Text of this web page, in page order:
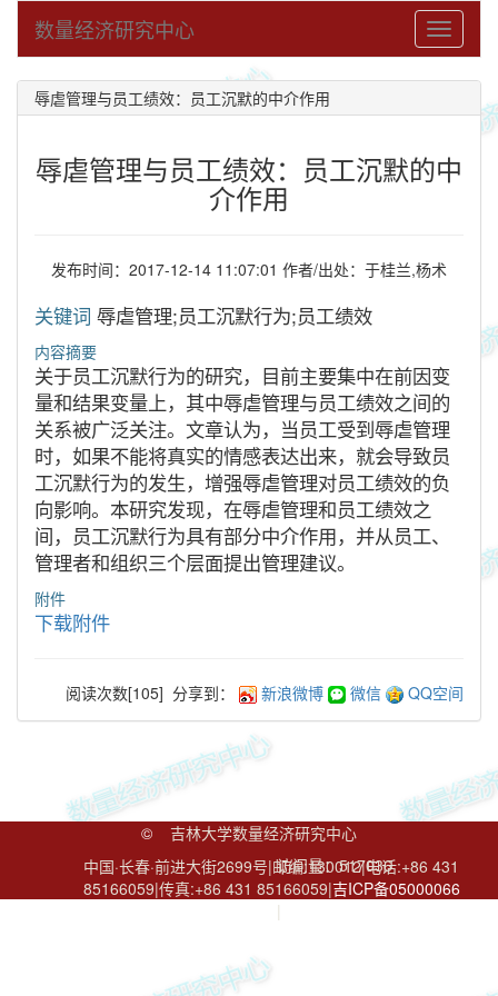
Toggle
数量经济研究中心
辱虐管理与员工绩效：员工沉默的中介作用
辱虐管理与员工绩效：员工沉默的中
介作用
发布时间：2017-12-14 11:07:01 作者/出处：于桂兰,杨术
关键词 辱虐管理;员工沉默行为;员工绩效
内容摘要
关于员工沉默行为的研究，目前主要集中在前因变
量和结果变量上，其中辱虐管理与员工绩效之间的
关系被广泛关注。文章认为，当员工受到辱虐管理
时，如果不能将真实的情感表达出来，就会导致员
工沉默行为的发生，增强辱虐管理对员工绩效的负
向影响。本研究发现，在辱虐管理和员工绩效之
间，员工沉默行为具有部分中介作用，并从员工、
管理者和组织三个层面提出管理建议。
附件
下载附件
阅读次数[105] 分享到： 新浪微博 微信 QQ空间
©
吉林大学数量经济研究中心
中国·长春·前进大街2699号|邮编:130012|电话:+86 431
85166059|传真:+86 431 85166059|吉ICP备05000066
|
访问量：517036